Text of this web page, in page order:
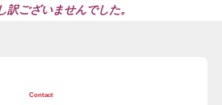
ございませんでした。
Contact